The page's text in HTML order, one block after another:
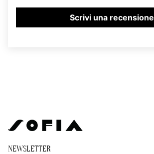
Scrivi una recensione
NEWSLETTER